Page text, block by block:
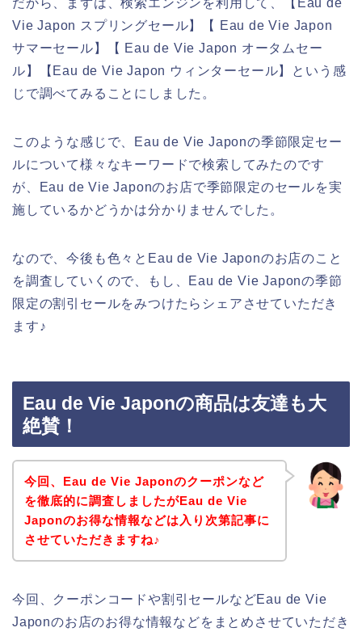
Vie Japon スプリングセール】【 Eau de Vie Japon
サマーセール】【 Eau de Vie Japon オータムセー
ル】【Eau de Vie Japon ウィンターセール】という感
じで調べてみることにしました。
このような感じで、Eau de Vie Japonの季節限定セー
ルについて様々なキーワードで検索してみたのです
が、Eau de Vie Japonのお店で季節限定のセールを実
施しているかどうかは分かりませんでした。
なので、今後も色々とEau de Vie Japonのお店のこと
を調査していくので、もし、Eau de Vie Japonの季節
限定の割引セールをみつけたらシェアさせていただき
ます♪
Eau de Vie Japonの商品は友達も大
絶賛！
今回、Eau de Vie Japonのクーポンなど
を徹底的に調査しましたがEau de Vie
Japonのお得な情報などは入り次第記事に
させていただきますね♪
今回、クーポンコードや割引セールなどEau de Vie
Japonのお店のお得な情報などをまとめさせていただき